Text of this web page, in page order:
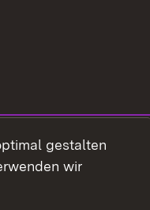
gestalten
wir